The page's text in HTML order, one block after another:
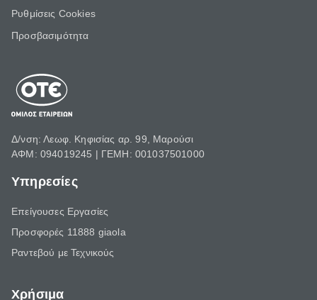
Ρυθμίσεις Cookies
Προσβασιμότητα
Δ/νση: Λεωφ. Κηφισίας αρ. 99, Μαρούσι
ΑΦΜ: 094019245 | ΓΕΜΗ: 001037501000
Υπηρεσίες
Επείγουσες Εργασίες
Προσφορές 11888 giaola
Ραντεβού με Τεχνικούς
Χρήσιμα